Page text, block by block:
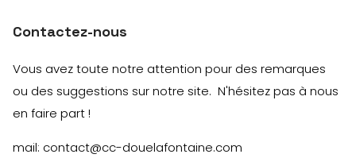
Contactez-nous
Vous avez toute notre attention pour des remarques
ou des suggestions sur notre site. N'hésitez pas à nous
en faire part !
mail: contact@cc-douelafontaine.com